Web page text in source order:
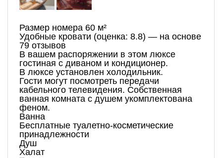
Размер номера 60 м²
Удобные кровати (оценка: 8.8) — на основе
79 отзывов
В вашем распоряжении в этом люксе
гостиная с диваном и кондиционер.
В люксе установлен холодильник.
Гости могут посмотреть передачи
кабельного телевидения. Собственная
ванная комната с душем укомплектована
феном.
Ванна
Бесплатные туалетно-косметические
принадлежности
Душ
Халат